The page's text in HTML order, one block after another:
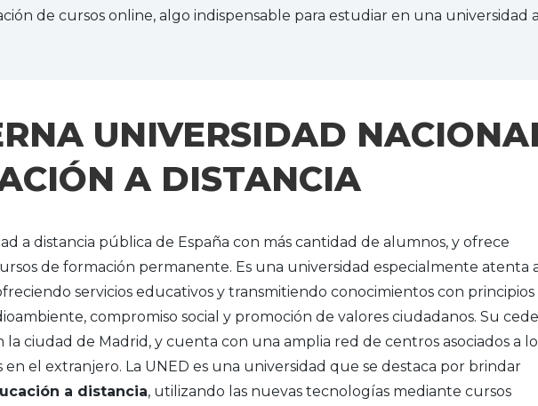
de cursos online, algo indispensable para estudiar en una universidad
UNIVERSIDAD
A DISTANCIA
a distancia pública de España con más cantidad de alumnos, y ofrece
de formación permanente. Es una universidad especialmente atenta
servicios educativos y transmitiendo conocimientos con principios
compromiso social y promoción de valores ciudadanos. Su cede
ciudad de Madrid, y cuenta con una amplia red de centros asociados a lo
en el extranjero.​ La UNED es una universidad que se destaca por brindar
a distancia, utilizando las nuevas tecnologías mediante cursos